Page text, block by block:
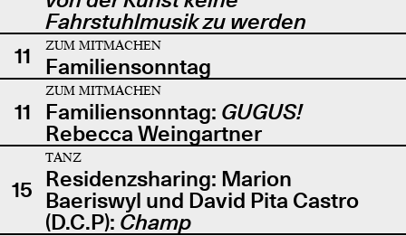
Fahrstuhlmusik zu werden
11
ZUM MITMACHEN
Familiensonntag
11
ZUM MITMACHEN
Familiensonntag: GUGUS!
Rebecca Weingartner
15
TANZ
Residenzsharing: Marion
Baeriswyl und David Pita Castro
(D.C.P): Champ